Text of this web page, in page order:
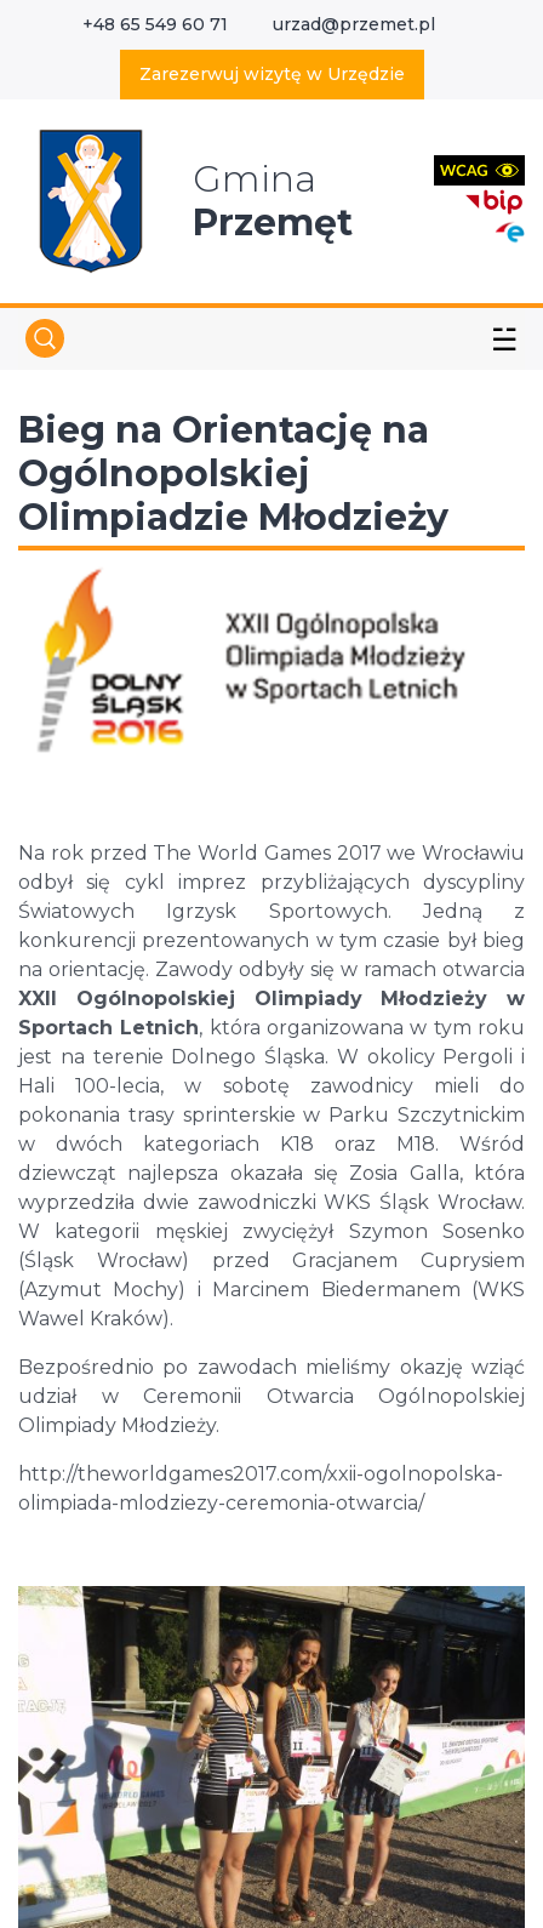
+48 65 549 60 71 urzad@przemet.pl
Zarezerwuj wizytę w Urzędzie
Gmina
Przemęt
☱
Bieg na Orientację na
Ogólnopolskiej
Olimpiadzie Młodzieży
Na rok przed The World Games 2017 we Wrocławiu
odbył się cykl imprez przybliżających dyscypliny
Światowych Igrzysk Sportowych. Jedną z
konkurencji prezentowanych w tym czasie był bieg
na orientację. Zawody odbyły się w ramach otwarcia
XXII Ogólnopolskiej Olimpiady Młodzieży w
Sportach Letnich, która organizowana w tym roku
jest na terenie Dolnego Śląska. W okolicy Pergoli i
Hali 100-lecia, w sobotę zawodnicy mieli do
pokonania trasy sprinterskie w Parku Szczytnickim
w dwóch kategoriach K18 oraz M18. Wśród
dziewcząt najlepsza okazała się Zosia Galla, która
wyprzedziła dwie zawodniczki WKS Śląsk Wrocław.
W kategorii męskiej zwyciężył Szymon Sosenko
(Śląsk Wrocław) przed Gracjanem Cuprysiem
(Azymut Mochy) i Marcinem Biedermanem (WKS
Wawel Kraków).
Bezpośrednio po zawodach mieliśmy okazję wziąć
udział w Ceremonii Otwarcia Ogólnopolskiej
Olimpiady Młodzieży.
http://theworldgames2017.com/xxii-ogolnopolska-
olimpiada-mlodziezy-ceremonia-otwarcia/
Wyszukaj w serwisie